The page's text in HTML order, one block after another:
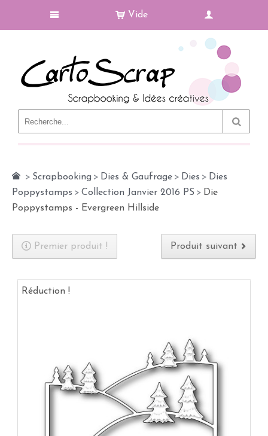
Vide
> Scrapbooking > Dies & Gaufrage > Dies > Dies
Poppystamps > Collection Janvier 2016 PS > Die
Poppystamps - Evergreen Hillside
Premier produit ! Produit suivant
Réduction !